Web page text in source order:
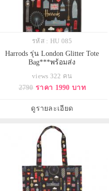
รหัส : HU 085
Harrods รุ่น London Glitter Tote
Bag***พร้อมส่ง
views 322 คน
2790 ราคา 1990 บาท
ดูรายละเอียด